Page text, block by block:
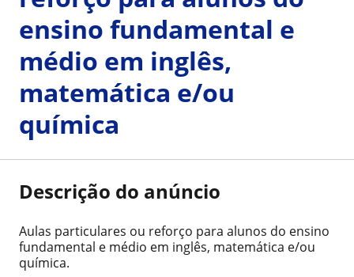
ensino fundamental e
médio em inglês,
matemática e/ou
química
Descrição do anúncio
Aulas particulares ou reforço para alunos do ensino
fundamental e médio em inglês, matemática e/ou
química.